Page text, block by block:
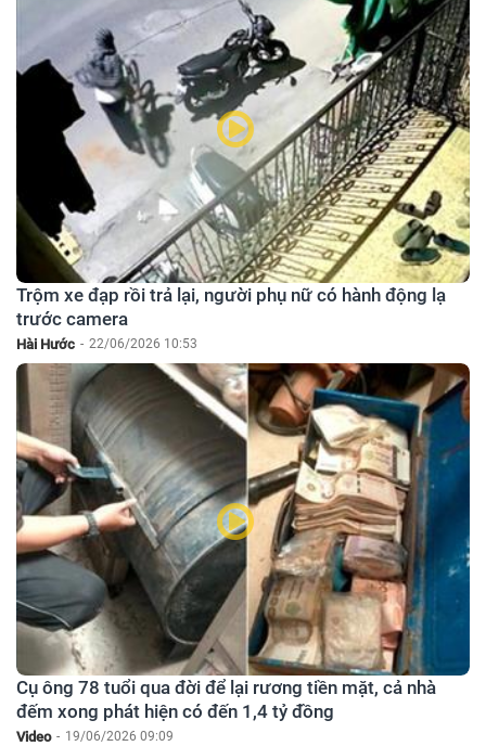
Trộm xe đạp rồi trả lại, người phụ nữ có hành động lạ
trước camera
Hài Hước - 22/06/2026 10:53
Cụ ông 78 tuổi qua đời để lại rương tiền mặt, cả nhà
đếm xong phát hiện có đến 1,4 tỷ đồng
Video - 19/06/2026 09:09